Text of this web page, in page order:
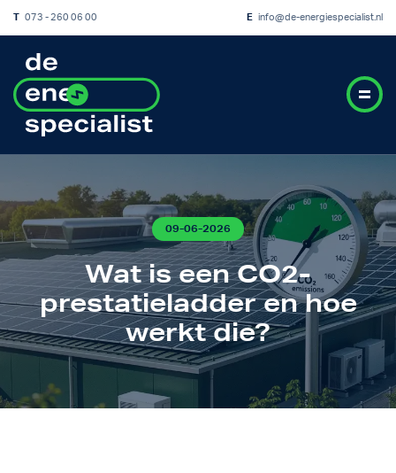
073 - 260 06 00 E info@de-energiespecialist.nl
09-06-2026
Wat is een CO2-
prestatieladder en hoe
werkt die?